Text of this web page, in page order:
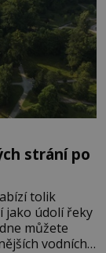
strání po
tolik
jako údolí řeky
můžete
vodních